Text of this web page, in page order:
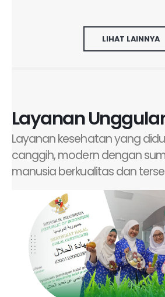
LIHAT LAINNYA
Layanan
Layanan kesehatan yang
canggih, modern dengan
manusia berkualitas dan